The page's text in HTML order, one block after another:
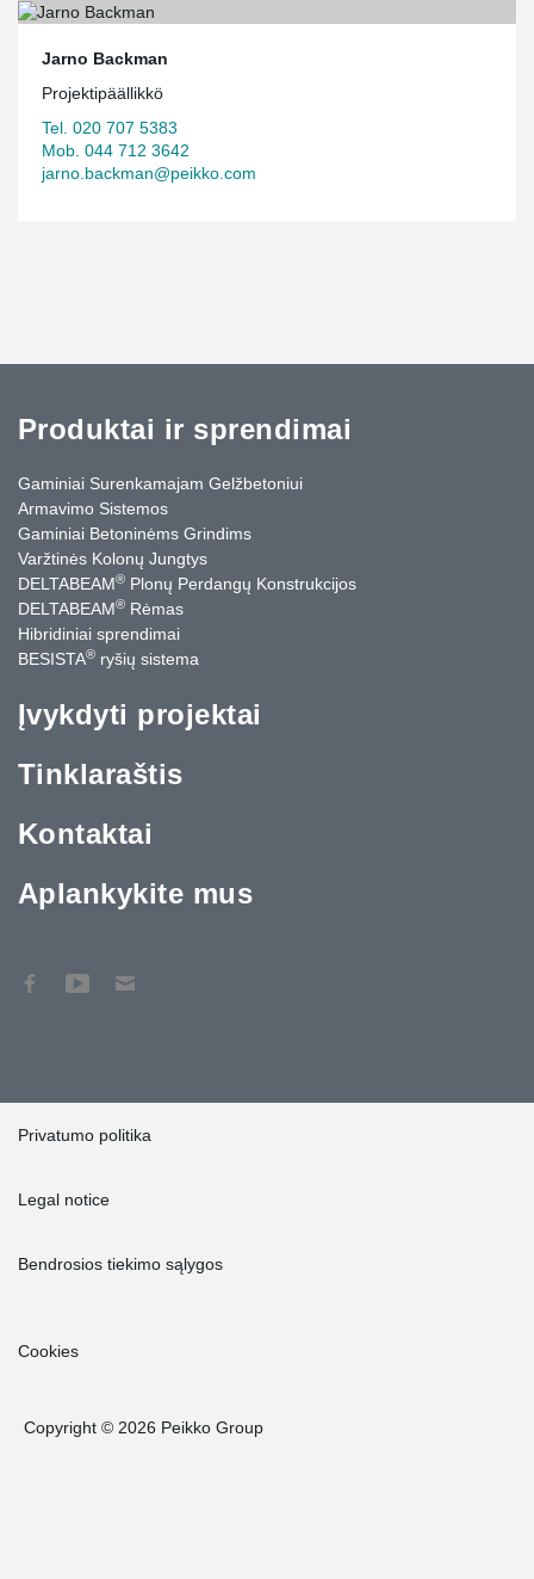
Jarno Backman
Projektipäällikkö
Tel. 020 707 5383
Mob. 044 712 3642
jarno.backman@peikko.com
Produktai ir sprendimai
Gaminiai Surenkamajam Gelžbetoniui
Armavimo Sistemos
Gaminiai Betoninėms Grindims
Varžtinės Kolonų Jungtys
DELTABEAM® Plonų Perdangų Konstrukcijos
DELTABEAM® Rėmas
Hibridiniai sprendimai
BESISTA® ryšių sistema
Įvykdyti projektai
Tinklaraštis
Kontaktai
Aplankykite mus
Privatumo politika
Legal notice
Bendrosios tiekimo sąlygos
Cookies
Copyright © 2026 Peikko Group